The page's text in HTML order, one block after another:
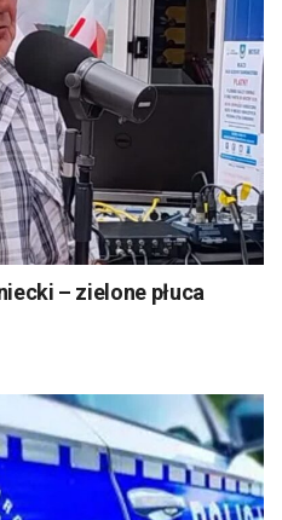
– zielone płuca